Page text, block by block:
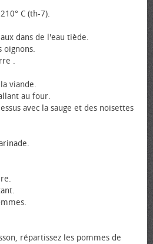
C (th-7).
dans de l'eau tiède.
oignons.
.
viande.
au four.
avec la sauge et des noisettes
répartissez les pommes de